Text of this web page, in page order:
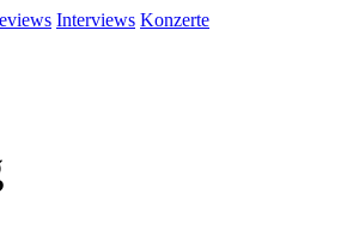
Interviews Konzerte